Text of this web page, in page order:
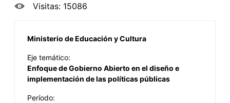
Visitas: 15086
Ministerio de Educación y Cultura
Eje temático:
Enfoque de Gobierno Abierto en el diseño e
implementación de las políticas públicas
Período: